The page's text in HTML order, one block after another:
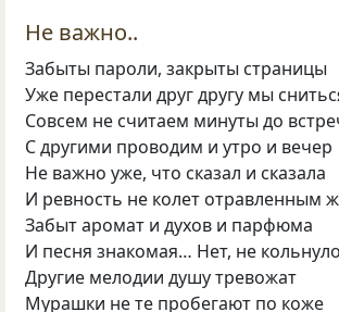
Не важно..
Забыты пароли, закрыты страницы
Уже перестали друг другу мы
Совсем не считаем минуты до
С другими проводим и утро и вечер
Не важно уже, что сказал и сказала
И ревность не колет отравленным
Забыт аромат и духов и парфюма
И песня знакомая… Нет, не кольнуло
Другие мелодии душу тревожат
Мурашки не те пробегают по коже